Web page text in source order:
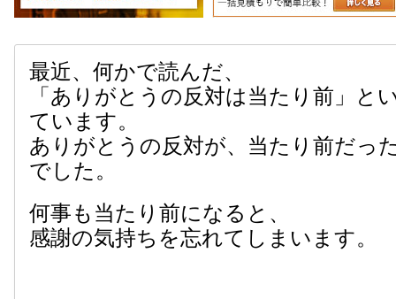
最近、何かで読んだ、
「ありがとうの反対は当たり前」と
ています。
ありがとうの反対が、当たり前だっ
でした。
何事も当たり前になると、
感謝の気持ちを忘れてしまいます。